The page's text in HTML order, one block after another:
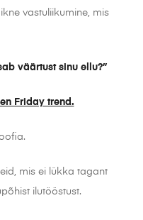
vastuliikumine, mis
väärtust sinu ellu?”
Friday trend.
mis ei lükka tagant
ilutööstust.